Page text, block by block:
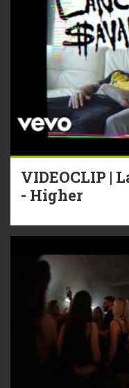
VIDEOCLIP |
- Higher